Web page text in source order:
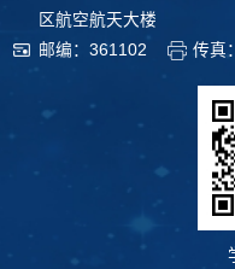
区航空航天大楼
邮编：361102
传真